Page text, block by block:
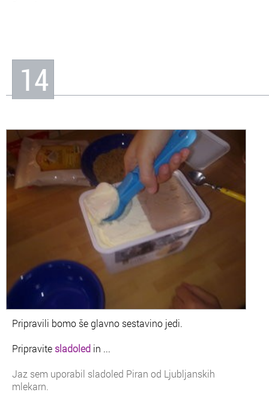
14
Pripravili bomo še glavno sestavino jedi.
Pripravite sladoled in ...
Jaz sem uporabil sladoled Piran od Ljubljanskih
mlekarn.